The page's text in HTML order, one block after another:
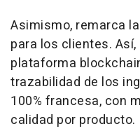
Asimismo, remarca
para los clientes.
plataforma
trazabilidad de los
100% francesa, con
calidad por producto.